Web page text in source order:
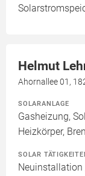
Helmut
Ahornallee 01,
SOLARANLAGE
Gasheizung,
Heizkörper,
SOLAR
Neuinstallation